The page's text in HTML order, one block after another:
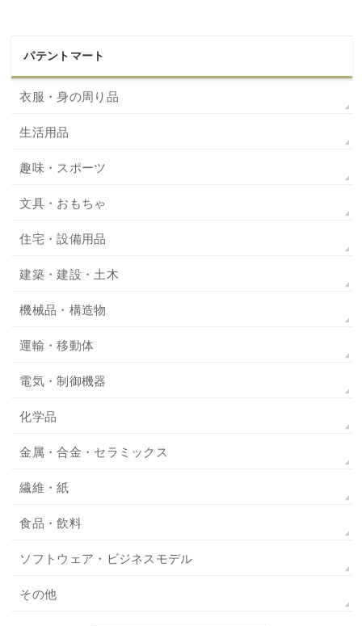
パテントマート
衣服・身の周り品
生活用品
趣味・スポーツ
文具・おもちゃ
住宅・設備用品
建築・建設・土木
機械品・構造物
運輸・移動体
電気・制御機器
化学品
金属・合金・セラミックス
繊維・紙
食品・飲料
ソフトウェア・ビジネスモデル
その他